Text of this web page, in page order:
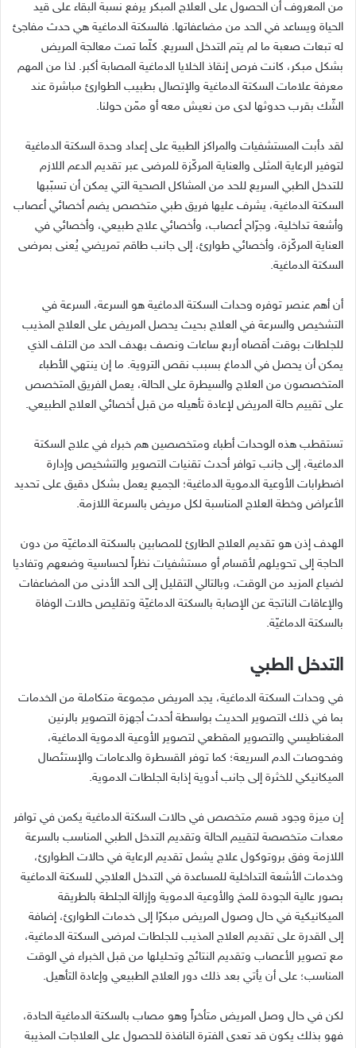
من المعروف أن الحصول على العلاج المبكر يرفع نسبة البقاء على قيد
الحياة ويساعد في الحد من مضاعفاتها. فالسكتة الدماغية هي حدث مفاجئ
له تبعات صعبة ما لم يتم التدخل السريع. كلّما تمت معالجة المريض
بشكل مبكر، كانت فرص إنقاذ الخلايا الدماغية المصابة أكبر. لذا من المهم
معرفة علامات السكتة الدماغية والإتصال بطبيب الطوارئ مباشرة عند
الشّك بقرب حدوثها لدى من نعيش معه أو ممّن حولنا.
لقد دأبت المستشفيات والمراكز الطبية على إعداد وحدة السكتة الدماغية
لتوفير الرعاية المثلى والعناية المركّزة للمرضى عبر تقديم الدعم اللازم
للتدخل الطبي السريع للحد من المشاكل الصحية التي يمكن أن تسبّبها
السكتة الدماغية، يشرف عليها فريق طبي متخصص يضم أخصائي أعصاب
وأشعة تداخلية، وجرّاح أعصاب، وأخصائي علاج طبيعي، وأخصائي في
العناية المركّزة، وأخصائي طوارئ، إلى جانب طاقم تمريضي يُعنى بمرضى
السكتة الدماغية.
أن أهم عنصر توفره وحدات السكتة الدماغية هو السرعة، السرعة في
التشخيص والسرعة في العلاج بحيث يحصل المريض على العلاج المذيب
للجلطات بوقت أقصاه أربع ساعات ونصف بهدف الحد من التلف الذي
يمكن أن يحصل في الدماغ بسبب نقص التروية. ما إن ينتهي الأطباء
المتخصصون من العلاج والسيطرة على الحالة، يعمل الفريق المتخصص
على تقييم حالة المريض لإعادة تأهيله من قبل أخصائي العلاج الطبيعي.
تستقطب هذه الوحدات أطباء ومتخصصين هم خبراء في علاج السكتة
الدماغية، إلى جانب توافر أحدث تقنيات التصوير والتشخيص وإدارة
اضطرابات الأوعية الدموية الدماغية؛ الجميع يعمل بشكل دقيق على تحديد
الأعراض وخطة العلاج المناسبة لكل مريض بالسرعة اللازمة.
الهدف إذن هو تقديم العلاج الطارئ للمصابين بالسكتة الدماغيّة من دون
الحاجة إلى تحويلهم لأقسام أو مستشفيات نظراً لحساسية وضعهم وتفاديا
لضياع المزيد من الوقت، وبالتالي التقليل إلى الحد الأدنى من المضاعفات
والإعاقات الناتجة عن الإصابة بالسكتة الدماغيّة وتقليص حالات الوفاة
بالسكتة الدماغيّة.
التدخل الطبي
في وحدات السكتة الدماغية، يجد المريض مجموعة متكاملة من الخدمات
بما في ذلك التصوير الحديث بواسطة أحدث أجهزة التصوير بالرنين
المغناطيسي والتصوير المقطعي لتصوير الأوعية الدموية الدماغية،
وفحوصات الدم السريعة؛ كما توفر القسطرة والدعامات والإستئصال
الميكانيكي للخثرة إلى جانب أدوية إذابة الجلطات الدموية.
إن ميزة وجود قسم متخصص في حالات السكتة الدماغية يكمن في توافر
معدات متخصصة لتقييم الحالة وتقديم التدخل الطبي المناسب بالسرعة
اللازمة وفق بروتوكول علاج يشمل تقديم الرعاية في حالات الطوارئ،
وخدمات الأشعة التداخلية للمساعدة في التدخل العلاجي للسكتة الدماغية
بصور عالية الجودة للمخ والأوعية الدموية وإزالة الجلطة بالطريقة
الميكانيكية في حال وصول المريض مبكرًا إلى خدمات الطوارئ، إضافة
إلى القدرة على تقديم العلاج المذيب للجلطات لمرضى السكتة الدماغية،
مع تصوير الأعصاب وتقديم النتائج وتحليلها من قبل الخبراء في الوقت
المناسب؛ على أن يأتي بعد ذلك دور العلاج الطبيعي وإعادة التأهيل.
لكن في حال وصل المريض متأخراً وهو مصاب بالسكتة الدماغية الحادة،
فهو بذلك يكون قد تعدى الفترة النافذة للحصول على العلاجات المذيبة